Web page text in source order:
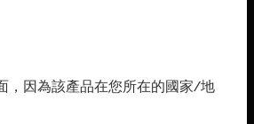
，因為該產品在您所在的國家/地